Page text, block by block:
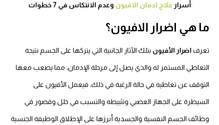
أسرار علاج ادمان الافيون وعدم الانتكاس في 7 خطوات
ما هي اضرار الافيون؟
تعرف اضرار الأفيون بتلك الآثار الجانبية التي يتركها على الجسم نتيجة
التعاطي المستمر له والذي يصل إلى مرحلة الإدمان، مما يصعب معها
التوقف عن تعاطيه في حالة الرغبة في ذلك، فيعمل الأفيون على
السيطرة على الجهاز العصبي وتثبيطه والتسبب في خلل وقصور في
وظائف الجسم النفسية والجسدية أبرزها على الإطلاق الوظيفة الجنسية